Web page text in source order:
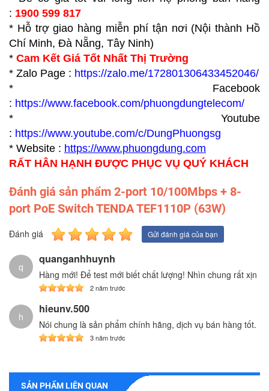
: 1900 599 817
* Hỗ trợ giao hàng miễn phí tận nơi (Nội thành Hồ
Chí Minh, Đà Nẵng, Tây Ninh)
* Cam Kết Giá Tốt Nhất Thị Trường
* Zalo Page : https://zalo.me/172801306433452046/
* Facebook
: https://www.facebook.com/phuongdungtelecom/
* Youtube
: https://www.youtube.com/c/DungPhuongsg
* Website : https://www.phuongdung.com
RẤT HÂN HẠNH ĐƯỢC PHỤC VỤ QUÝ KHÁCH
Đánh giá sản phẩm 2-port 10/100Mbps + 8-
port PoE Switch TENDA TEF1110P (63W)
Đánh giá Gửi đánh giá của bạn
q
quanganhhuynh
Hàng mới! Để test mới biết chất lượng! Nhìn chung rất xịn
2 năm trước
h
hieunv.500
Nói chung là sản phẩm chính hãng, dịch vụ bán hàng tốt.
3 năm trước
SẢN PHẨM LIÊN QUAN